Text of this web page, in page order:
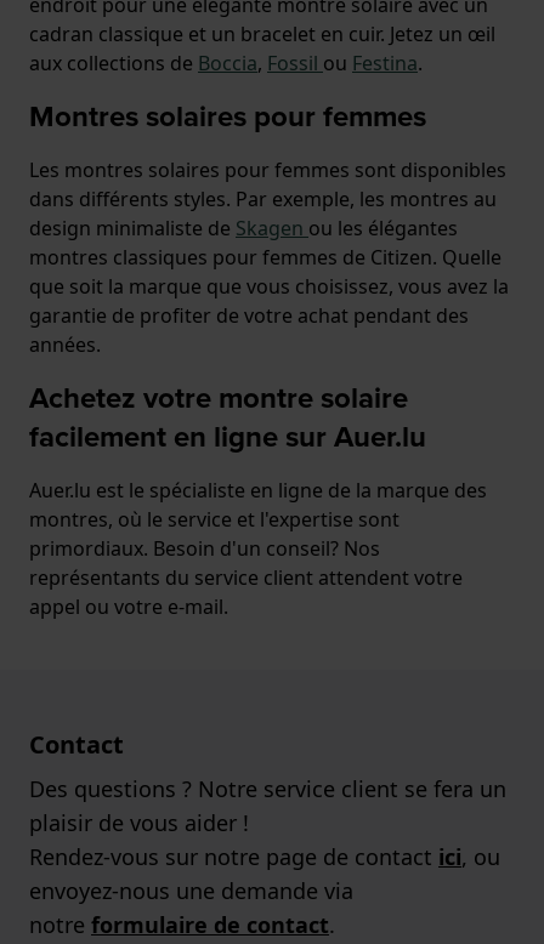
cadran classique et un bracelet en cuir. Jetez un œil
aux collections de Boccia, Fossil ou Festina.
Montres solaires pour femmes
Les montres solaires pour femmes sont disponibles
dans différents styles. Par exemple, les montres au
design minimaliste de Skagen ou les élégantes
montres classiques pour femmes de Citizen. Quelle
que soit la marque que vous choisissez, vous avez la
garantie de profiter de votre achat pendant des
années.
Achetez votre montre solaire
facilement en ligne sur Auer.lu
Auer.lu est le spécialiste en ligne de la marque des
montres, où le service et l'expertise sont
primordiaux. Besoin d'un conseil? Nos
représentants du service client attendent votre
appel ou votre e-mail.
Contact
Des questions ? Notre service client se fera un
plaisir de vous aider !
Rendez-vous sur notre page de contact ici, ou
envoyez-nous une demande via
notre formulaire de contact.